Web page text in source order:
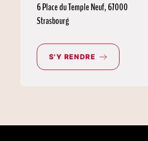
6 Place du Temple Neuf, 67000
Strasbourg
S'Y RENDRE